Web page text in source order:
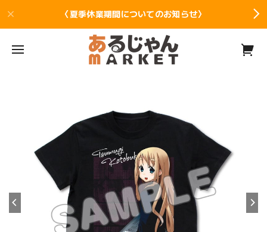
〈夏季休業期間についてのお知らせ〉